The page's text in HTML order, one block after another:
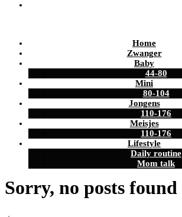
Home
Zwanger
Baby
44-80
Mini
80-104
Jongens
110-176
Meisjes
110-176
Lifestyle
Daily routine
Mom talk
Sorry, no posts found